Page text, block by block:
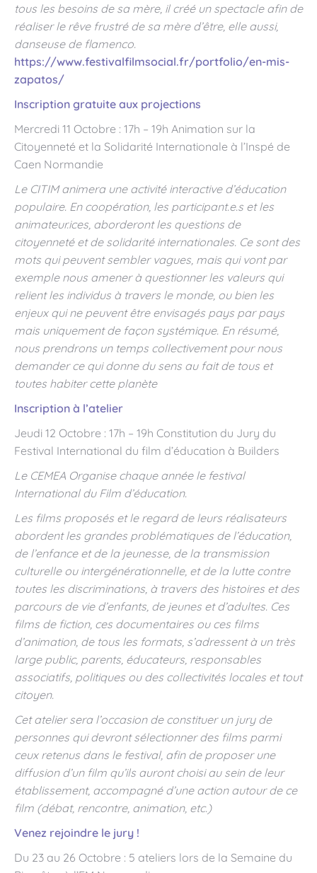
tous les besoins de sa mère, il créé un spectacle afin de
réaliser le rêve frustré de sa mère d’être, elle aussi,
danseuse de flamenco.
https://www.festivalfilmsocial.fr/portfolio/en-mis-
zapatos/
Inscription gratuite aux projections
Mercredi 11 Octobre : 17h – 19h Animation sur la
Citoyenneté et la Solidarité Internationale à l’Inspé de
Caen Normandie
Le CITIM animera une activité interactive d’éducation
populaire. En coopération, les participant.e.s et les
animateur.ices, aborderont les questions de
citoyenneté et de solidarité internationales. Ce sont des
mots qui peuvent sembler vagues, mais qui vont par
exemple nous amener à questionner les valeurs qui
relient les individus à travers le monde, ou bien les
enjeux qui ne peuvent être envisagés pays par pays
mais uniquement de façon systémique. En résumé,
nous prendrons un temps collectivement pour nous
demander ce qui donne du sens au fait de tous et
toutes habiter cette planète
Inscription à l’atelier
Jeudi 12 Octobre : 17h – 19h Constitution du Jury du
Festival International du film d’éducation à Builders
Le CEMEA Organise chaque année le festival
International du Film d’éducation.
Les films proposés et le regard de leurs réalisateurs
abordent les grandes problématiques de l’éducation,
de l’enfance et de la jeunesse, de la transmission
culturelle ou intergénérationnelle, et de la lutte contre
toutes les discriminations, à travers des histoires et des
parcours de vie d’enfants, de jeunes et d’adultes. Ces
films de fiction, ces documentaires ou ces films
d’animation, de tous les formats, s’adressent à un très
large public, parents, éducateurs, responsables
associatifs, politiques ou des collectivités locales et tout
citoyen.
Cet atelier sera l’occasion de constituer un jury de
personnes qui devront sélectionner des films parmi
ceux retenus dans le festival, afin de proposer une
diffusion d’un film qu’ils auront choisi au sein de leur
établissement, accompagné d’une action autour de ce
film (débat, rencontre, animation, etc.)
Venez rejoindre le jury !
Du 23 au 26 Octobre : 5 ateliers lors de la Semaine du